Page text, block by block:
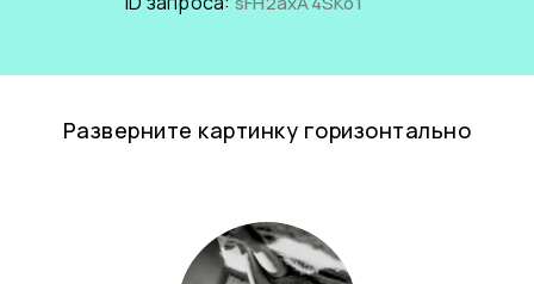
Разверните картинку горизонтально